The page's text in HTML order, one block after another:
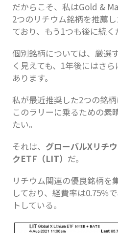
だからこそ、私はGold &
2つのリチウム銘柄を推薦
ており、もう1つも後に続く
個別銘柄については、厳選
く見えても、1年後にはさ
あります。
私が最近推奨した2つの銘柄
このラリーに乗るための素
たい。
それは、 グローバルXリチ
クETF（LIT） だ。
リチウム関連の優良銘柄を
しており、経費率は0.75％
トしている。